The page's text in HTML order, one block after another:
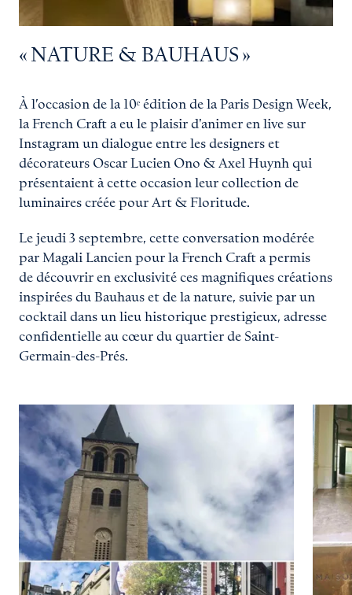
« NATURE & BAUHAUS »
À l’occasion de la 10ᵉ édition de la Paris Design Week,
la French Craft a eu le plaisir d'animer en live sur
Instagram un dialogue entre les designers et
décorateurs Oscar Lucien Ono & Axel Huynh qui
présentaient à cette occasion leur collection de
luminaires créée pour Art & Floritude.
Le jeudi 3 septembre, cette conversation modérée
par Magali Lancien pour la French Craft a permis
de découvrir en exclusivité ces magnifiques créations
inspirées du Bauhaus et de la nature, suivie par un
cocktail dans un lieu historique prestigieux, adresse
confidentielle au cœur du quartier de Saint-
Germain-des-Prés.
Carrousel 0
Agrandir